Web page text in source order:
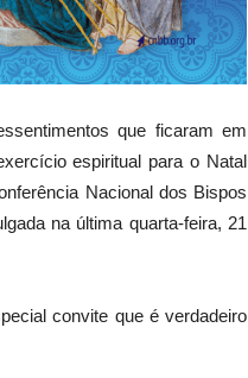
que ficaram em
espiritual para o Natal
Nacional dos Bispos
na última quarta-feira, 21
convite que é verdadeiro